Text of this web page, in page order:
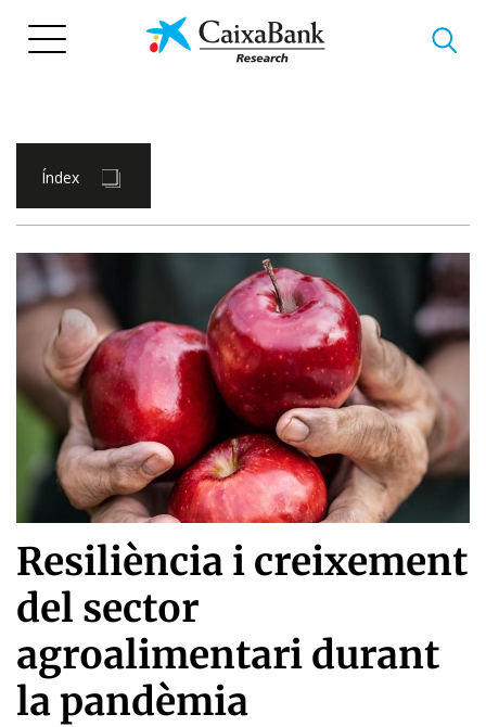
Índex
Resiliència i creixement
del sector
agroalimentari durant
la pandèmia